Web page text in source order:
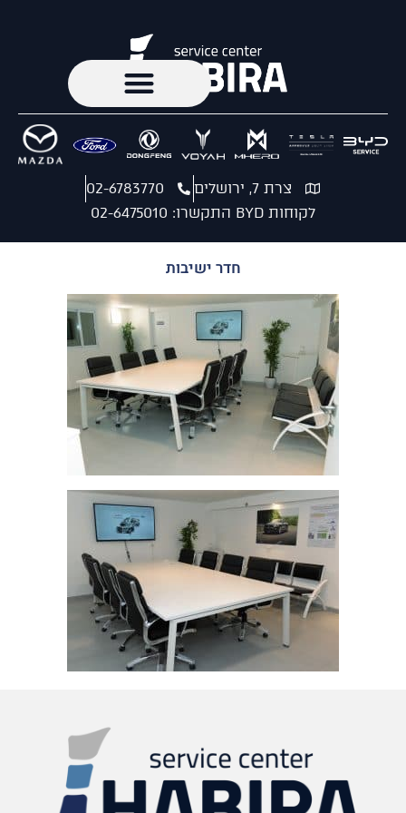
צרת 7, ירושלים
02-6783770
לקוחות BYD התקשרו: 02-6475010
חדר ישיבות